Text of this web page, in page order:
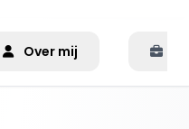
Over mij